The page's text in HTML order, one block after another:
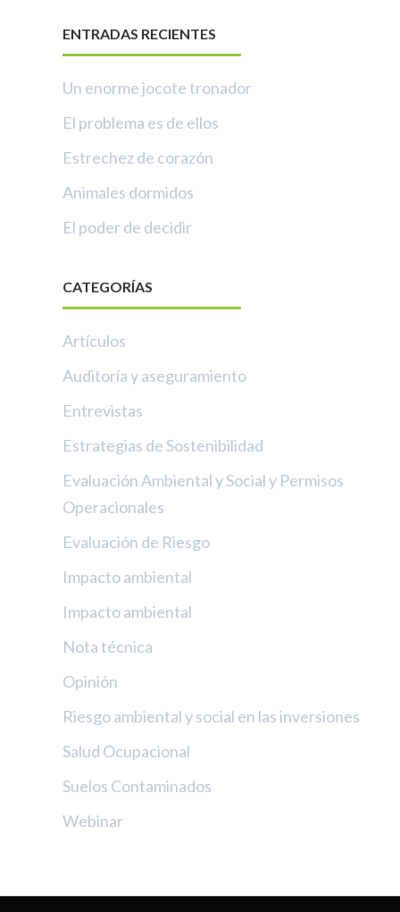
ENTRADAS RECIENTES
Un enorme jocote tronador
El problema es de ellos
Estrechez de corazón
Animales dormidos
El poder de decidir
CATEGORÍAS
Artículos
Auditoría y aseguramiento
Entrevistas
Estrategias de Sostenibilidad
Evaluación Ambiental y Social y Permisos
Operacionales
Evaluación de Riesgo
Impacto ambiental
Impacto ambiental
Nota técnica
Opinión
Riesgo ambiental y social en las inversiones
Salud Ocupacional
Suelos Contaminados
Webinar